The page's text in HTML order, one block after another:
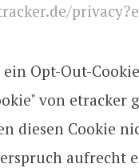
Opt-Out-
von etracker
diesen Cookie
aufrecht